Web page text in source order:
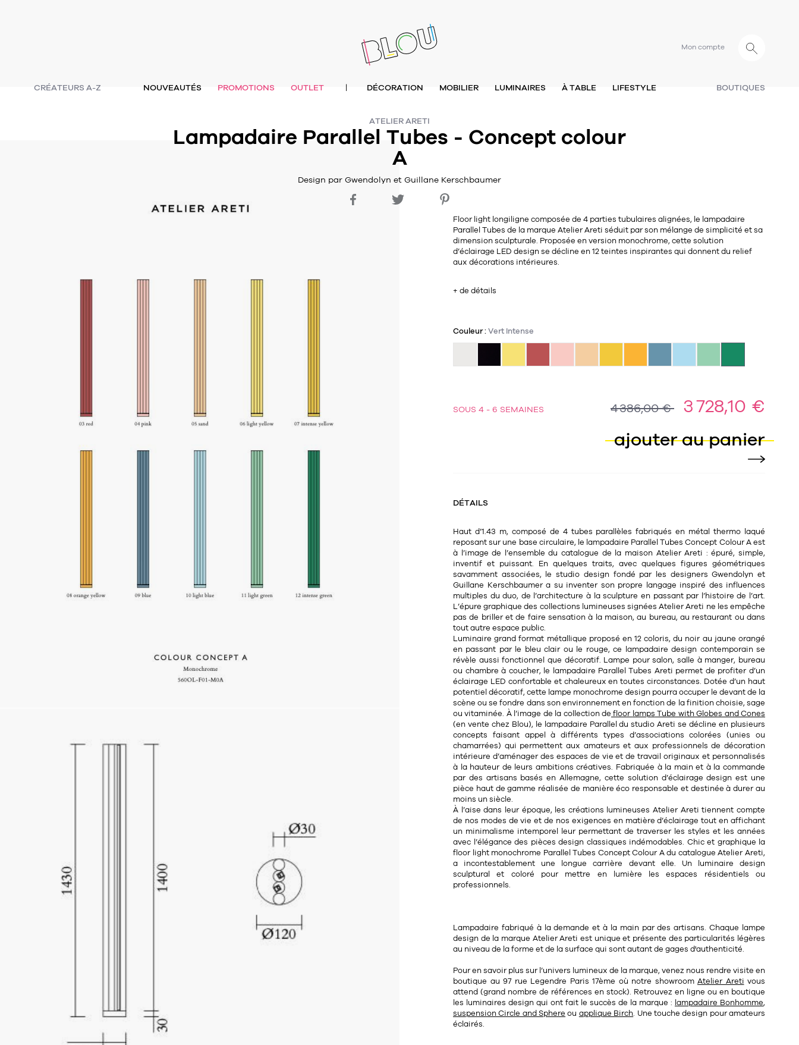
Mon compte
CRÉATEURS A-Z BOUTIQUES
NOUVEAUTÉS PROMOTIONS OUTLET | DÉCORATION MOBILIER LUMINAIRES À TABLE LIFESTYLE
ATELIER ARETI
Lampadaire Parallel Tubes - Concept colour
A
Design par Gwendolyn et Guillane Kerschbaumer
Floor light longiligne composée de 4 parties tubulaires alignées, le lampadaire
Parallel Tubes de la marque Atelier Areti séduit par son mélange de simplicité et sa
dimension sculpturale. Proposée en version monochrome, cette solution
d’éclairage LED design se décline en 12 teintes inspirantes qui donnent du relief
aux décorations intérieures.
+ de détails
Couleur :Vert Intense
SOUS 4 - 6 SEMAINES 4 386,00 €
3 728,10 €
ajouter au panier
DÉTAILS
Haut d’1.43 m, composé de 4 tubes parallèles fabriqués en métal thermo laqué
reposant sur une base circulaire, le lampadaire Parallel Tubes Concept Colour A est
à l’image de l’ensemble du catalogue de la maison Atelier Areti : épuré, simple,
inventif et puissant. En quelques traits, avec quelques figures géométriques
savamment associées, le studio design fondé par les designers Gwendolyn et
Guillane Kerschbaumer a su inventer son propre langage inspiré des influences
multiples du duo, de l’architecture à la sculpture en passant par l’histoire de l’art.
L’épure graphique des collections lumineuses signées Atelier Areti ne les empêche
pas de briller et de faire sensation à la maison, au bureau, au restaurant ou dans
tout autre espace public.
Luminaire grand format métallique proposé en 12 coloris, du noir au jaune orangé
en passant par le bleu clair ou le rouge, ce lampadaire design contemporain se
révèle aussi fonctionnel que décoratif. Lampe pour salon, salle à manger, bureau
ou chambre à coucher, le lampadaire Parallel Tubes Areti permet de profiter d’un
éclairage LED confortable et chaleureux en toutes circonstances. Dotée d’un haut
potentiel décoratif, cette lampe monochrome design pourra occuper le devant de la
scène ou se fondre dans son environnement en fonction de la finition choisie, sage
ou vitaminée. À l’image de la collection de floor lamps Tube with Globes and Cones
(en vente chez Blou), le lampadaire Parallel du studio Areti se décline en plusieurs
concepts faisant appel à différents types d’associations colorées (unies ou
chamarrées) qui permettent aux amateurs et aux professionnels de décoration
intérieure d’aménager des espaces de vie et de travail originaux et personnalisés
à la hauteur de leurs ambitions créatives. Fabriquée à la main et à la commande
par des artisans basés en Allemagne, cette solution d’éclairage design est une
pièce haut de gamme réalisée de manière éco responsable et destinée à durer au
moins un siècle.
À l’aise dans leur époque, les créations lumineuses Atelier Areti tiennent compte
de nos modes de vie et de nos exigences en matière d’éclairage tout en affichant
un minimalisme intemporel leur permettant de traverser les styles et les années
avec l’élégance des pièces design classiques indémodables. Chic et graphique la
floor light monochrome Parallel Tubes Concept Colour A du catalogue Atelier Areti,
a incontestablement une longue carrière devant elle. Un luminaire design
sculptural et coloré pour mettre en lumière les espaces résidentiels ou
professionnels.
Lampadaire fabriqué à la demande et à la main par des artisans. Chaque lampe
design de la marque Atelier Areti est unique et présente des particularités légères
au niveau de la forme et de la surface qui sont autant de gages d'authenticité.
Pour en savoir plus sur l’univers lumineux de la marque, venez nous rendre visite en
boutique au 97 rue Legendre Paris 17ème où notre showroom Atelier Areti vous
attend (grand nombre de références en stock). Retrouvez en ligne ou en boutique
les luminaires design qui ont fait le succès de la marque : lampadaire Bonhomme,
suspension Circle and Sphere ou applique Birch. Une touche design pour amateurs
éclairés.